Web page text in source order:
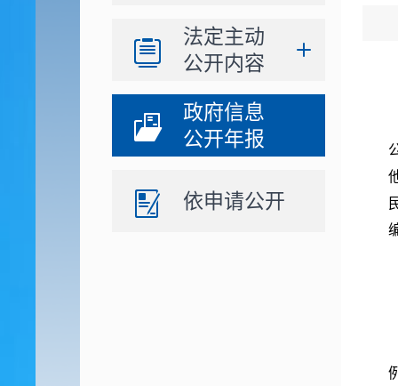
法定主动
公开内容
政府信息
公开年报
依申请公开